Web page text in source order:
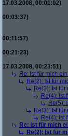
17.03.2008, 00:01:02)
00:03:37)
00:11:57)
00:21:23)
17.03.2008, 00:23:51)
Re: Ist für mich
Re(2): Ist für
Re(3): Ist
Re(4): Ist
Re(5):
Re(3): Ist
Re(4): Ist
Re: Ist für mich
Re(2): Ist für